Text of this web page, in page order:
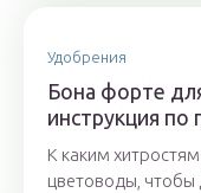
Удобрения
Бона форте
инструкция
К каким
цветоводы, чтобы